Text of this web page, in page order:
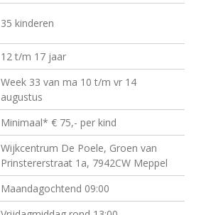
35 kinderen
12 t/m 17 jaar
Week 33 van ma 10 t/m vr 14
augustus
Minimaal* € 75,- per kind
Wijkcentrum De Poele, Groen van
Prinstererstraat 1a, 7942CW Meppel
Maandagochtend 09:00